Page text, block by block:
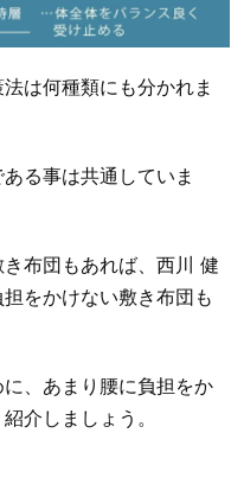
は何種類にも分かれま
る事は共通していま
布団もあれば、西川 健
をかけない敷き布団も
、あまり腰に負担をか
介しましょう。